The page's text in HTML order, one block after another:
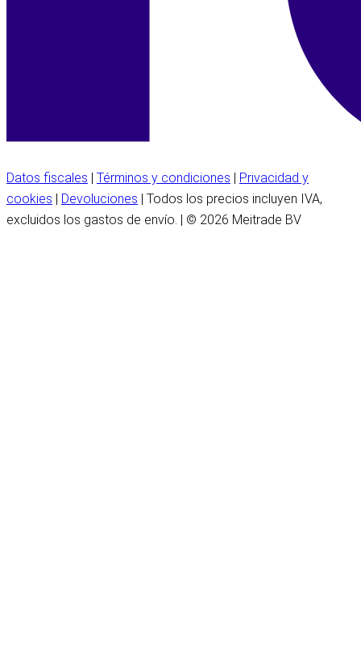
Datos fiscales Términos y condiciones
Privacidad y
cookies
Devoluciones | Todos los precios incluyen IVA,
excluidos los gastos de envío. | © 2026 Meitrade BV